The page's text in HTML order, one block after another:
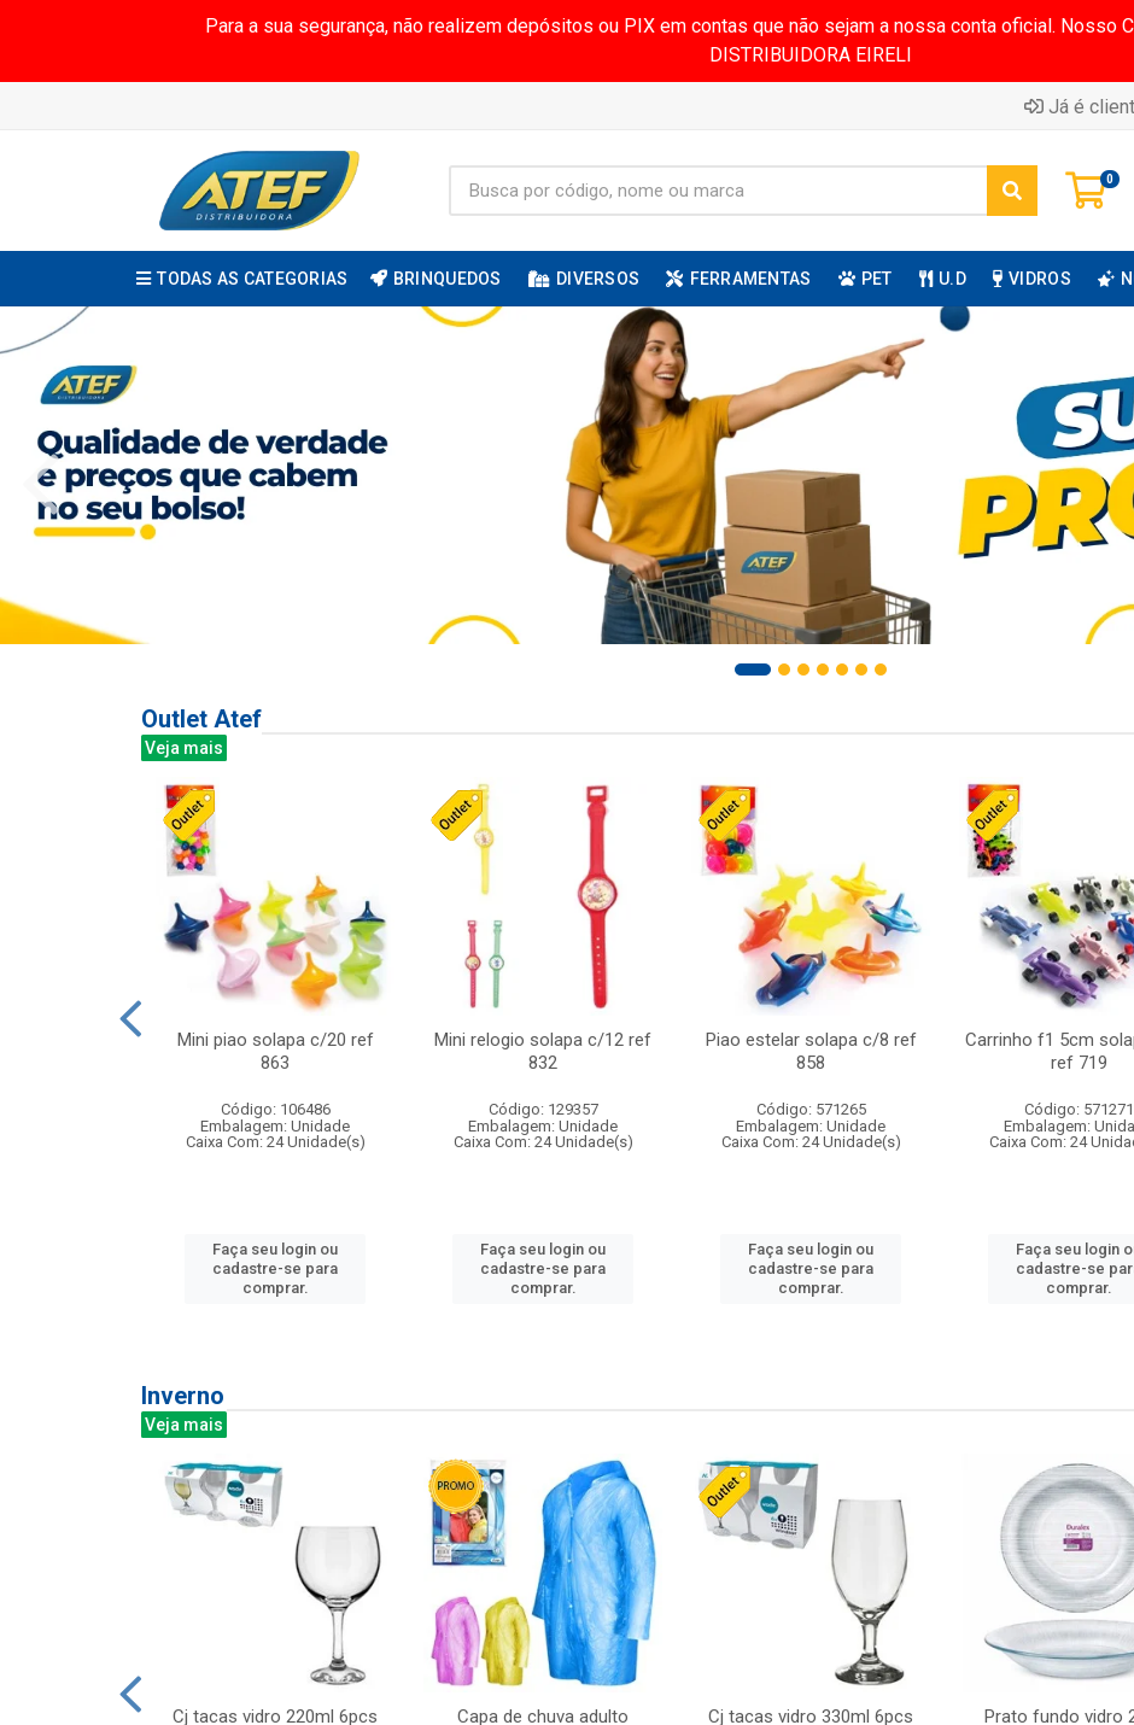
Para a sua segurança, não realizem depósitos ou PIX em contas que não sejam a nossa conta oficial. Nosso
DISTRIBUIDORA EIRELI
Já é
0
TODAS AS CATEGORIAS BRINQUEDOS DIVERSOS FERRAMENTAS PET U.D VIDROS
Outlet Atef
Veja mais
Mini piao solapa c/20 ref
863
Código: 106486
Embalagem: Unidade
Caixa Com: 24 Unidade(s)
Faça seu login ou
cadastre-se para
comprar.
Mini relogio solapa c/12 ref
832
Código: 129357
Embalagem: Unidade
Caixa Com: 24 Unidade(s)
Faça seu login ou
cadastre-se para
comprar.
Piao estelar solapa c/8 ref
858
Código: 571265
Embalagem: Unidade
Caixa Com: 24 Unidade(s)
Faça seu login ou
cadastre-se para
comprar.
Carrinho f1 5cm
ref 719
Código: 571271
Embalagem:
Caixa Com: 24
Faça seu login
cadastre-se
comprar.
Inverno
Veja mais
Cj tacas vidro 220ml 6pcs
Capa de chuva adulto
Cj tacas vidro 330ml 6pcs
Prato fundo vidro